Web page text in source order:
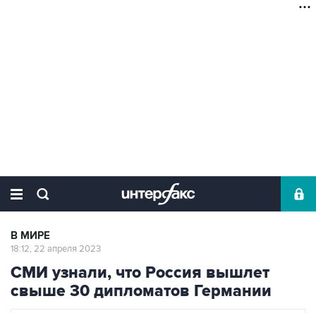
В МИРЕ
18:12, 22 апреля 2023
СМИ узнали, что Россия вышлет
свыше 30 дипломатов Германии